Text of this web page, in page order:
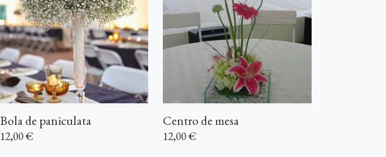
Bola de paniculata
12,00 €
Centro de mesa
12,00 €